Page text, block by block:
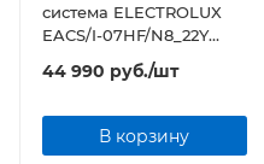
система ELECTROLUX
EACS/I-07HF/N8_22Y
серии FUSION ULTRA DC
44 990 руб./шт
В корзину